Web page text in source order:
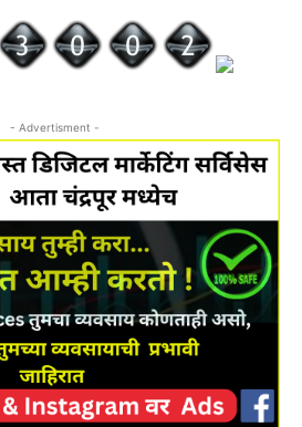
- Advertisment -